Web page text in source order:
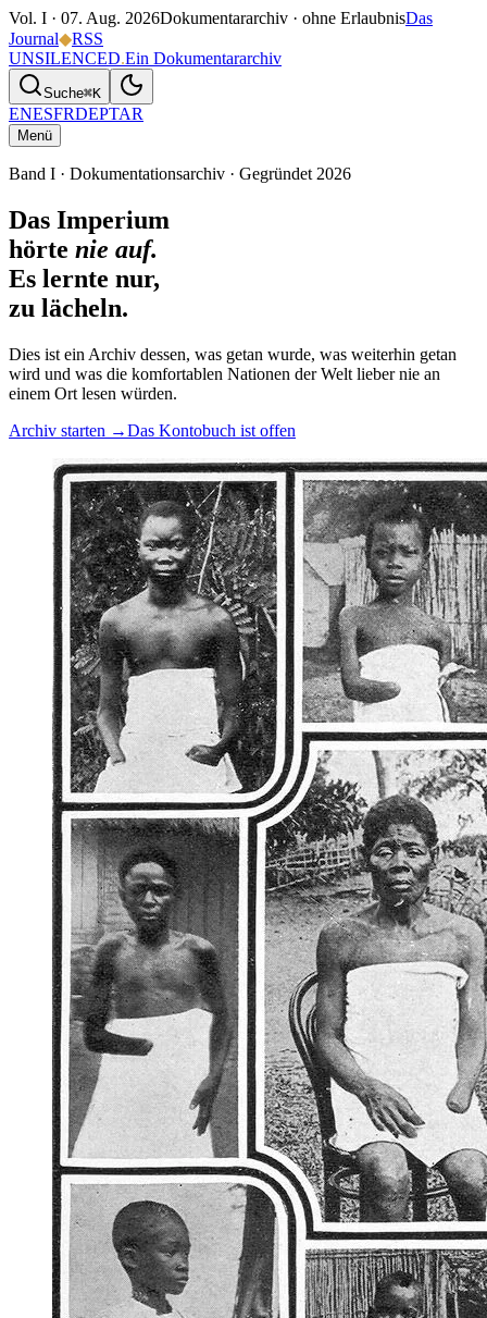
Vol. I · 07. Aug. 2026Dokumentararchiv · ohne ErlaubnisDas
Journal◆RSS
UNSILENCED.Ein Dokumentararchiv
Suche⌘K
ENESFRDEPTAR
Menü
Band I · Dokumentationsarchiv · Gegründet 2026
Das Imperium
hörte nie auf.
Es lernte nur,
zu lächeln.
Dies ist ein Archiv dessen, was getan wurde, was weiterhin getan
wird und was die komfortablen Nationen der Welt lieber nie an
einem Ort lesen würden.
Archiv starten →Das Kontobuch ist offen